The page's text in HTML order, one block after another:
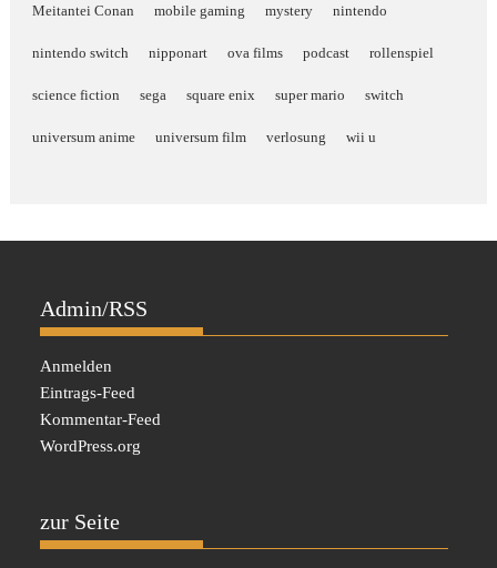
Meitantei Conan mobile gaming mystery nintendo
nintendo switch nipponart ova films podcast rollenspiel
science fiction sega square enix super mario switch
universum anime universum film verlosung wii u
Admin/RSS
Anmelden
Eintrags-Feed
Kommentar-Feed
WordPress.org
zur Seite